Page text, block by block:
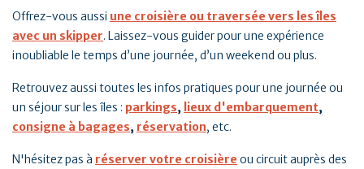
Offrez-vous aussi une croisière ou traversée vers les îles
avec un skipper. Laissez-vous guider pour une expérience
inoubliable le temps d’une journée, d’un weekend ou plus.
Retrouvez aussi toutes les infos pratiques pour une journée ou
un séjour sur les îles : parkings, lieux d'embarquement,
consigne à bagages, réservation, etc.
N'hésitez pas à réserver votre croisière ou circuit auprès des